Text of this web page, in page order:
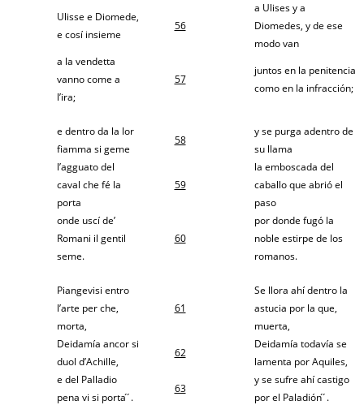
Ulisse e Diomede,
e cosí insieme
56
a Ulises y a
Diomedes, y de ese
modo van
a la vendetta
vanno come a
l’ira;
57
juntos en la penitencia
como en la infracción;
e dentro da la lor
fiamma si geme
58
y se purga adentro de
su llama
l’agguato del
caval che fé la
porta
59
la emboscada del
caballo que abrió el
paso
onde uscí de’
Romani il gentil
seme.
60
por donde fugó la
noble estirpe de los
romanos.
Piangevisi entro
l’arte per che,
morta,
61
Se llora ahí dentro la
astucia por la que,
muerta,
Deidamía ancor si
duol d’Achille,
62
Deidamía todavía se
lamenta por Aquiles,
e del Palladio
pena vi si porta ́ ́.
63
y se sufre ahí castigo
por el Paladión ́ ́.